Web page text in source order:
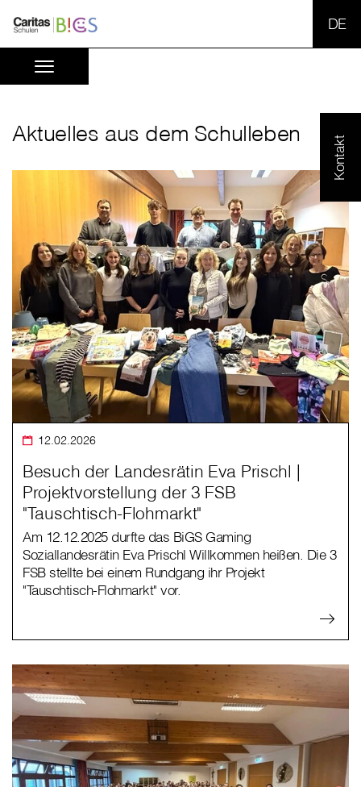
Kontakt
Aktuelles aus dem Schulleben
12.02.2026
Besuch der Landesrätin Eva Prischl |
Projektvorstellung der 3 FSB
"Tauschtisch-Flohmarkt"
Am 12.12.2025 durfte das BiGS Gaming
Soziallandesrätin Eva Prischl Willkommen heißen. Die 3
FSB stellte bei einem Rundgang ihr Projekt
"Tauschtisch-Flohmarkt" vor.